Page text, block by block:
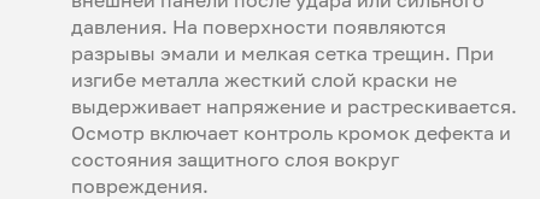
давления. На поверхности появляются
разрывы эмали и мелкая сетка трещин. При
изгибе металла жесткий слой краски не
выдерживает напряжение и растрескивается.
Осмотр включает контроль кромок дефекта и
состояния защитного слоя вокруг
повреждения.